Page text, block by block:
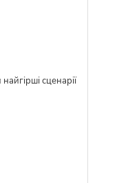
сценарії